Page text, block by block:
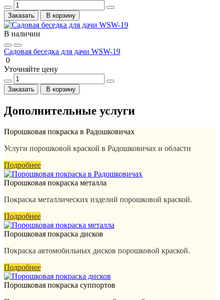
Заказать В корзину
В наличии
Садовая беседка для дачи WSW-19
0
Уточняйте цену
Заказать В корзину
Дополнительные услуги
Порошковая покраска в Радошковичах
Услуги порошковой краской в Радошковичах и области
Подробнее
Порошковая покраска металла
Покраска металлических изделий порошковой краской.
Подробнее
Порошковая покраска дисков
Покраска автомобильных дисков порошковой краской.
Подробнее
Порошковая покраска суппортов